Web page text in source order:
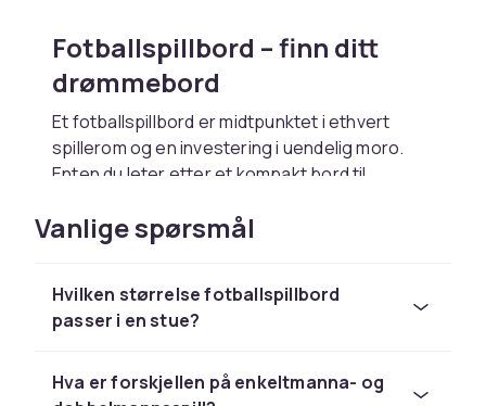
Fotballspillbord – finn ditt
drømmebord
Et fotballspillbord er midtpunktet i ethvert
spillerom og en investering i uendelig moro.
Enten du leter etter et kompakt bord til
eller et profesjonelt turneringsbord, finner du
det du trenger hos CDON. Vi tilbyr
kvalitetsnivåer.
Se hele utvalget av
Vanlige spørsmål
Hvilken størrelse fotballspillbord
passer i en stue?
Hva er forskjellen på enkeltmanna- og